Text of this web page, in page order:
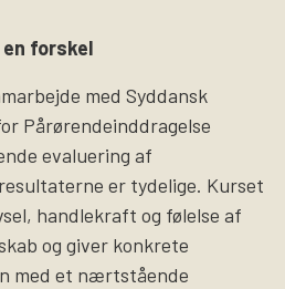
forskel
med Syddansk
Pårørendeinddragelse
evaluering af
er tydelige. Kurset
handlekraft og følelse af
og giver konkrete
med et nærtstående